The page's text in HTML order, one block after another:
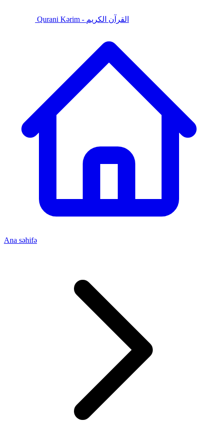
Qurani Kərim - القرآن الكريم
Ana səhifə